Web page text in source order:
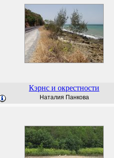
Кэрнс и окрестности
Наталия Панкова